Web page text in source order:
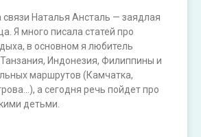
связи Наталья Ансталь — заядлая
Я много писала статей про
в основном я любитель
Индонезия, Филиппины и
маршрутов (Камчатка,
а сегодня речь пойдет про
детьми.